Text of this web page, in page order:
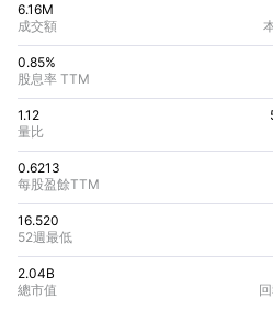
6.16M
成交額
0.85%
股息率 TTM
1.12
量比
0.6213
每股盈餘TTM
16.520
52週最低
2.04B
總市值